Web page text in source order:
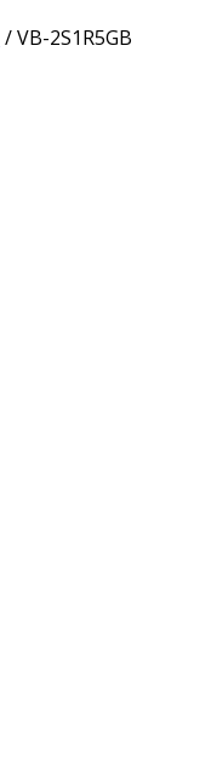
/VB-2S1R5GB